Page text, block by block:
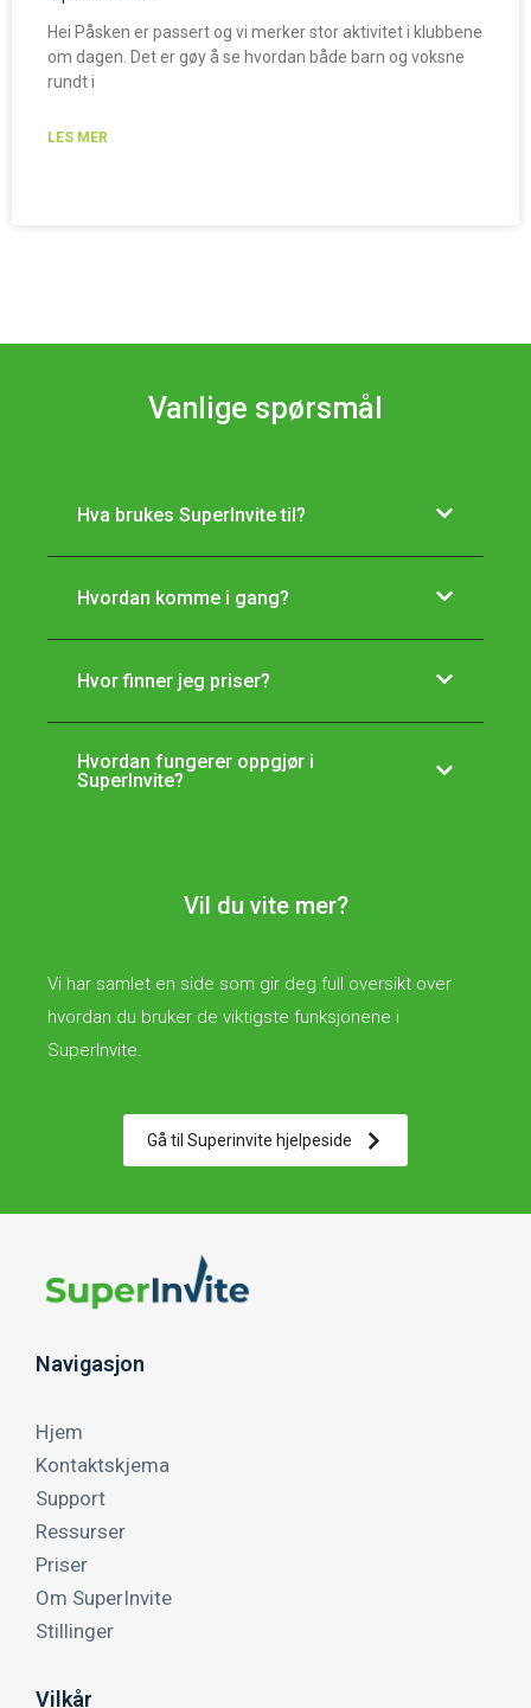
Hei Påsken er passert og vi merker stor aktivitet i klubbene
om dagen. Det er gøy å se hvordan både barn og voksne
rundt i
LES MER
Vil du vite mer?
Vi har samlet en side som gir deg full oversikt over
hvordan du bruker de viktigste funksjonene i
SuperInvite.
Gå til Superinvite hjelpeside
Vanlige spørsmål
Hva brukes SuperInvite til?
Hvordan komme i gang?
Hvor finner jeg priser?
Hvordan fungerer oppgjør i
SuperInvite?
Navigasjon
Hjem
Kontaktskjema
Support
Ressurser
Priser
Om SuperInvite
Stillinger
Vilkår